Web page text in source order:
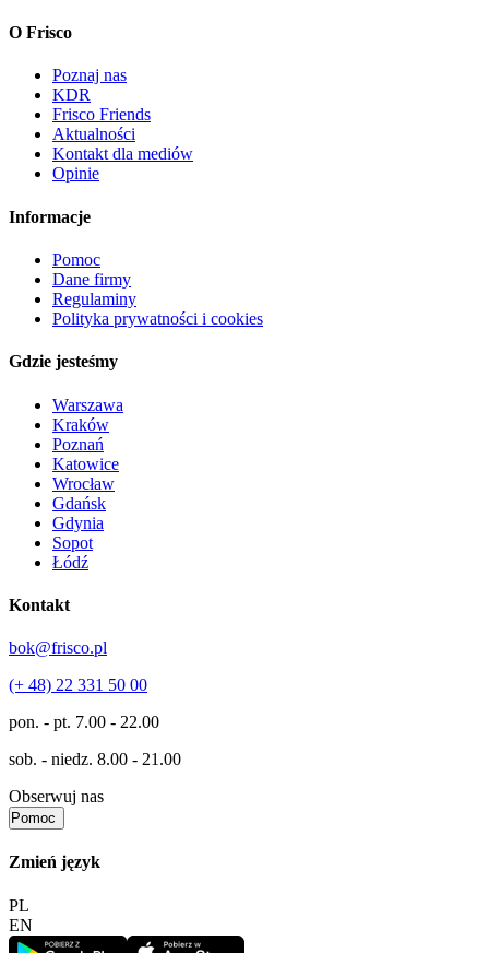
O Frisco
Poznaj nas
KDR
Frisco Friends
Aktualności
Kontakt dla mediów
Opinie
Informacje
Pomoc
Dane firmy
Regulaminy
Polityka prywatności i cookies
Gdzie jesteśmy
Warszawa
Kraków
Poznań
Katowice
Wrocław
Gdańsk
Gdynia
Sopot
Łódź
Kontakt
bok@frisco.pl
(+ 48) 22 331 50 00
pon. - pt. 7.00 - 22.00
sob. - niedz. 8.00 - 21.00
Obserwuj nas
Pomoc
Zmień język
PL
EN